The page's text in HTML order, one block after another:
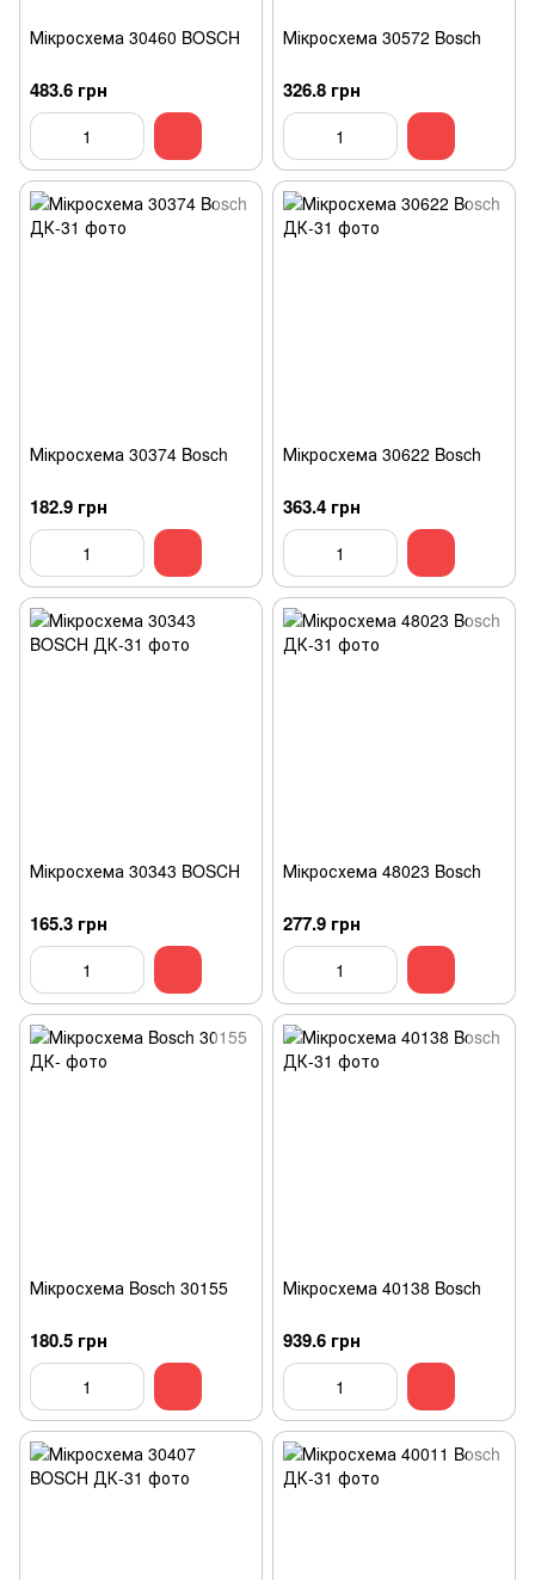
Мікросхема 30460 BOSCH
483.6 грн
Мікросхема 30572 Bosch
326.8 грн
Мікросхема 30374 Bosch
182.9 грн
Мікросхема 30622 Bosch
363.4 грн
Мікросхема 30343 BOSCH
165.3 грн
Мікросхема 48023 Bosch
277.9 грн
Мікросхема Bosch 30155
180.5 грн
Мікросхема 40138 Bosch
939.6 грн